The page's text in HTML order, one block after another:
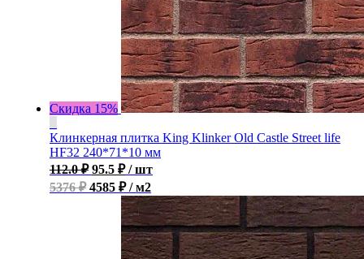
Скидка 15%
Клинкерная плитка King Klinker Old Castle Street life
HF32 240*71*10 мм
112.0₽ 95.5 ₽ / шт
5376 ₽4585 ₽ / м2